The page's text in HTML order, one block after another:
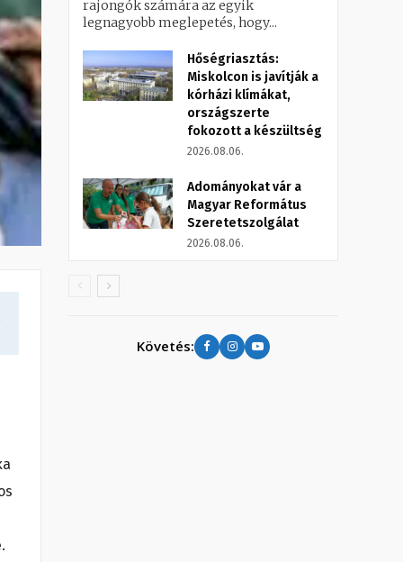
rajongók számára az egyik
legnagyobb meglepetés, hogy...
Hőségriasztás:
Miskolcon is javítják a
kórházi klímákat,
országszerte
fokozott a készültség
2026.08.06.
Adományokat vár a
Magyar Református
Szeretetszolgálat
2026.08.06.
Követés: